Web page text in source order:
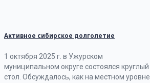
Активное сибирское долголетие
1 октября 2025 г. в Ужурском
муниципальном округе состоялся круглый
стол. Обсуждалось, как на местном уровне